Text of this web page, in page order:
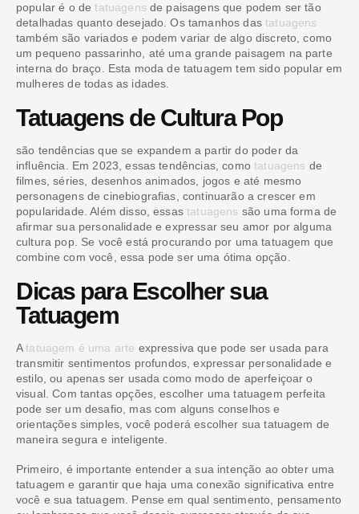
popular é o detatuagens de paisagens que podem ser tão
detalhadas quanto desejado. Os tamanhos dastatuagens
também são variados e podem variar de algo discreto, como
um pequeno passarinho, até uma grande paisagem na parte
interna do braço. Esta moda de tatuagem tem sido popular em
mulheres de todas as idades.
Tatuagens de Cultura Pop
são tendências que se expandem a partir do poder da
influência. Em 2023, essas tendências, comotatuagens de
filmes, séries, desenhos animados, jogos e até mesmo
personagens de cinebiografias, continuarão a crescer em
popularidade. Além disso, essastatuagens são uma forma de
afirmar sua personalidade e expressar seu amor por alguma
cultura pop. Se você está procurando por uma tatuagem que
combine com você, essa pode ser uma ótima opção.
Dicas para Escolher sua
Tatuagem
Atatuagem é uma arte expressiva que pode ser usada para
transmitir sentimentos profundos, expressar personalidade e
estilo, ou apenas ser usada como modo de aperfeiçoar o
visual. Com tantas opções, escolher uma tatuagem perfeita
pode ser um desafio, mas com alguns conselhos e
orientações simples, você poderá escolher sua tatuagem de
maneira segura e inteligente.
Primeiro, é importante entender a sua intenção ao obter uma
tatuagem e garantir que haja uma conexão significativa entre
você e sua tatuagem. Pense em qual sentimento, pensamento